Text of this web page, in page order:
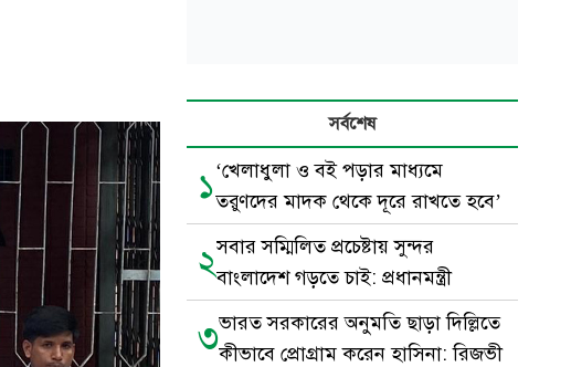
সর্বশেষ
১‘খেলাধুলা ও বই পড়ার মাধ্যমে
তরুণদের মাদক থেকে দূরে রাখতে হবে’
২সবার সম্মিলিত প্রচেষ্টায় সুন্দর
বাংলাদেশ গড়তে চাই: প্রধানমন্ত্রী
৩ভারত সরকারের অনুমতি ছাড়া দিল্লিতে
কীভাবে প্রোগ্রাম করেন হাসিনা: রিজভী